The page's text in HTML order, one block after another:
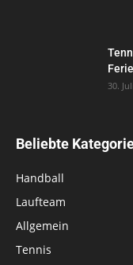
30.
Beliebte
Handball
Laufteam
Allgemein
Tennis